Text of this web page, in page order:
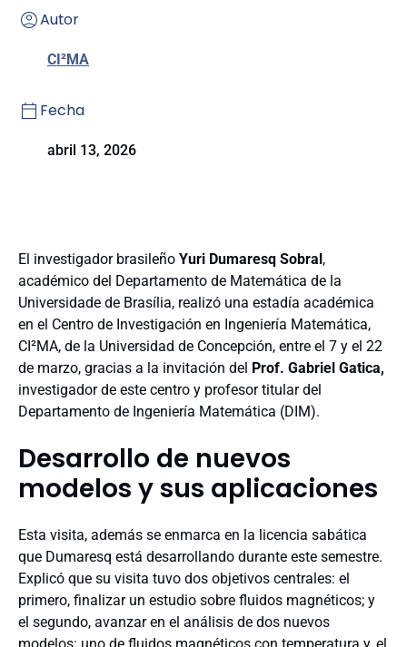
Autor
CI²MA
Fecha
abril 13, 2026
El investigador brasileño Yuri Dumaresq Sobral,
académico del Departamento de Matemática de la
Universidade de Brasília, realizó una estadía académica
en el Centro de Investigación en Ingeniería Matemática,
CI²MA, de la Universidad de Concepción, entre el 7 y el 22
de marzo, gracias a la invitación del Prof. Gabriel Gatica,
investigador de este centro y profesor titular del
Departamento de Ingeniería Matemática (DIM).
Desarrollo de nuevos
modelos y sus aplicaciones
Esta visita, además se enmarca en la licencia sabática
que Dumaresq está desarrollando durante este semestre.
Explicó que su visita tuvo dos objetivos centrales: el
primero, finalizar un estudio sobre fluidos magnéticos; y
el segundo, avanzar en el análisis de dos nuevos